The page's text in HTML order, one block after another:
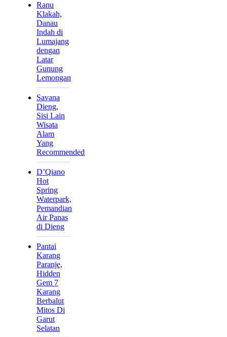
Ranu
Klakah,
Danau
Indah di
Lumajang
dengan
Latar
Gunung
Lemongan
Savana
Dieng,
Sisi Lain
Wisata
Alam
Yang
Recommended
D’Qiano
Hot
Spring
Waterpark,
Pemandian
Air Panas
di Dieng
Pantai
Karang
Paranje,
Hidden
Gem 7
Karang
Berbalut
Mitos Di
Garut
Selatan